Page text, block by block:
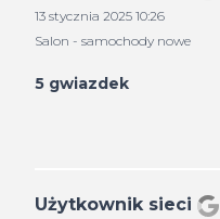
13 stycznia 2025 10:26
Salon - samochody nowe
5 gwiazdek
Użytkownik sieci